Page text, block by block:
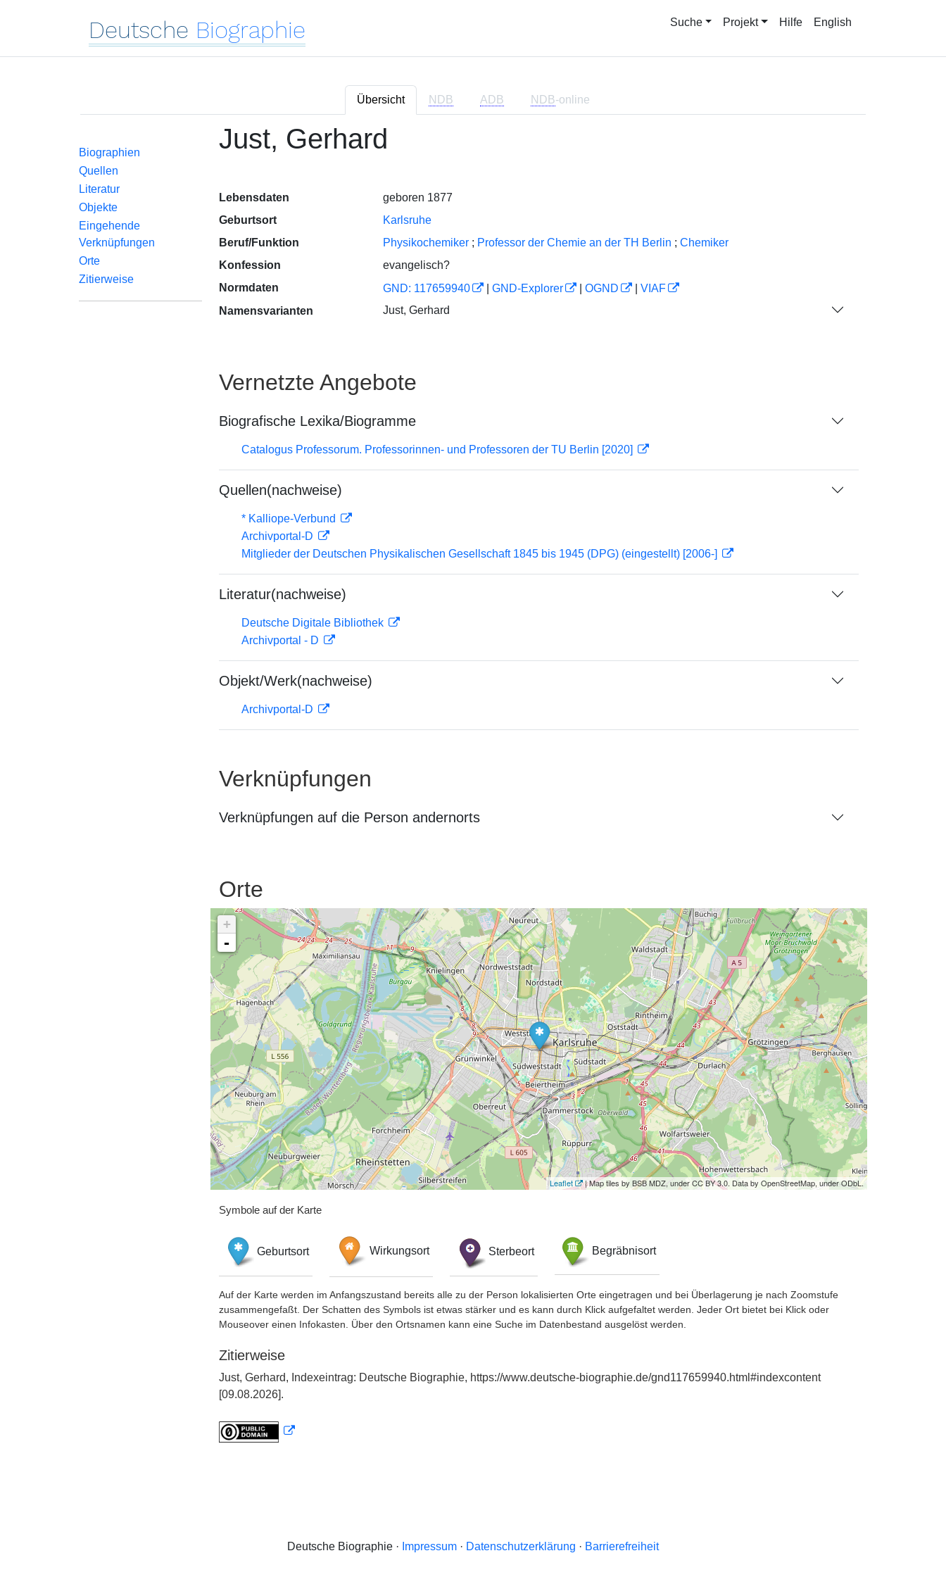
Deutsche Biographie Suche Projekt Hilfe English
Übersicht NDB ADB NDB-online
Biographien
Quellen
Literatur
Objekte
Eingehende
Verknüpfungen
Orte
Zitierweise
Just, Gerhard
Lebensdaten
geboren 1877
Geburtsort
Karlsruhe
Beruf/Funktion
Physikochemiker ; Professor der Chemie an der TH Berlin ; Chemiker
Konfession
evangelisch?
Normdaten
GND: 117659940 GND-Explorer OGND
VIAF
Namensvarianten
Just, Gerhard
Vernetzte Angebote
Biografische Lexika/Biogramme
Catalogus Professorum. Professorinnen- und Professoren der TU Berlin [2020]
Quellen(nachweise)
* Kalliope-Verbund
Archivportal-D
Mitglieder der Deutschen Physikalischen Gesellschaft 1845 bis 1945 (DPG) (eingestellt) [2006-]
Literatur(nachweise)
Deutsche Digitale Bibliothek
Archivportal - D
Objekt/Werk(nachweise)
Archivportal-D
Verknüpfungen
Verknüpfungen auf die Person andernorts
Orte
+
-
Leaflet | Map tiles by BSB MDZ, under CC BY 3.0. Data by OpenStreetMap, under ODbL.
Symbole auf der Karte
Geburtsort Wirkungsort Sterbeort Begräbnisort
Auf der Karte werden im Anfangszustand bereits alle zu der Person lokalisierten Orte eingetragen und bei Überlagerung je nach Zoomstufe
zusammengefaßt. Der Schatten des Symbols ist etwas stärker und es kann durch Klick aufgefaltet werden. Jeder Ort bietet bei Klick oder
Mouseover einen Infokasten. Über den Ortsnamen kann eine Suche im Datenbestand ausgelöst werden.
Zitierweise
Just, Gerhard, Indexeintrag: Deutsche Biographie, https://www.deutsche-biographie.de/gnd117659940.html#indexcontent
[09.08.2026].
Deutsche Biographie · Impressum · Datenschutzerklärung · Barrierefreiheit